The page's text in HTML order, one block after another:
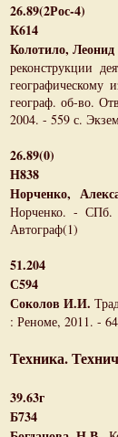
26.89(2Рос-4)
К614
Колотило,
реконструкции
географ. об-во.
2004. - 559 с.
26.89(0)
Н838
Норченко,
Норченко. - СПб.
Автограф(1)
51.204
С594
Соколов И.И.
: Реноме, 2011. -
Техника.
39.63г
Б734